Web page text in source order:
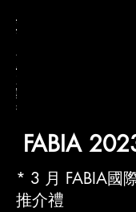
韓
分
會
拜
訪
時
間：
2023
年4
韓
分
會
拜
訪
時
間：
2023
年4
韓
分
會
拜
訪
時
間：
2023
年4
韓
分
會
拜
訪
時
間：
2023
年4
韓
分
會
拜
訪
時
間：
2023
年4
韓
分
會
拜
訪
時
間：
2023
年4
韓
分
會
拜
訪
時
間：
2023
年4
韓
分
會
拜
訪
時
間：
2023
年4
韓
分
會
拜
訪
第
屆
亞
洲
美
業
大
賽
FABIA X
美容展
時間：2023
年9月份
西亞
MASDO
會活動
地點：越南
FABIA
* 3 月 FABIA國
推介禮